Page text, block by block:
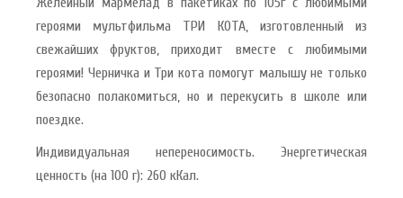
героями мультфильма ТРИ КОТА, изготовленный из
свежайших фруктов, приходит вместе с любимыми
героями! Черничка и Три кота помогут малышу не только
безопасно полакомиться, но и перекусить в школе или
поездке.
Индивидуальная непереносимость. Энергетическая
ценность (на 100 г): 260 кКал.